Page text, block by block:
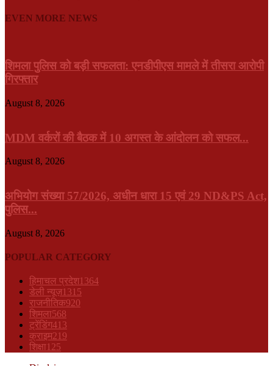
EVEN MORE NEWS
शिमला पुलिस को बड़ी सफलता: एनडीपीएस मामले में तीसरा आरोपी
गिरफ्तार
August 8, 2026
MDM वर्करों की बैठक में 10 अगस्त के आंदोलन को सफल...
August 8, 2026
अभियोग संख्या 57/2026, अधीन धारा 15 एवं 29 ND&PS Act,
पुलिस...
August 8, 2026
POPULAR CATEGORY
हिमाचल प्रदेश1364
डेली न्यूज़1315
राजनीतिक920
शिमला568
ट्रेंडिंग413
क्राइम219
शिक्षा125